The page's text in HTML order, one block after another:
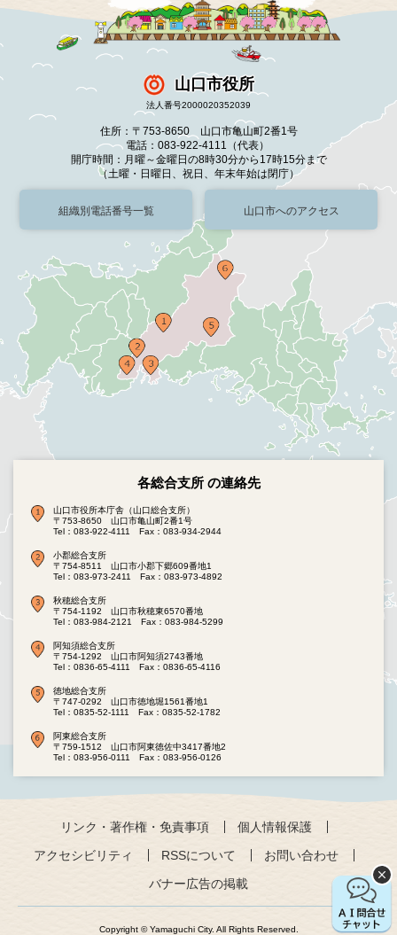
山口市役所
法人番号2000020352039
住所：〒753-8650 山口市亀山町2番1号
電話：083-922-4111（代表）
開庁時間：月曜～金曜日の8時30分から17時15分まで
（土曜・日曜日、祝日、年末年始は閉庁）
組織別電話番号一覧 山口市へのアクセス
各総合支所 の連絡先
山口市役所本庁舎（山口総合支所）
〒753-8650 山口市亀山町2番1号
Tel：083-922-4111
Fax：083-934-2944
小郡総合支所
〒754-8511 山口市小郡下郷609番地1
Tel：083-973-2411
Fax：083-973-4892
秋穂総合支所
〒754-1192 山口市秋穂東6570番地
Tel：083-984-2121
Fax：083-984-5299
阿知須総合支所
〒754-1292 山口市阿知須2743番地
Tel：0836-65-4111
Fax：0836-65-4116
徳地総合支所
〒747-0292 山口市徳地堀1561番地1
Tel：0835-52-1111
Fax：0835-52-1782
阿東総合支所
〒759-1512 山口市阿東徳佐中3417番地2
Tel：083-956-0111
Fax：083-956-0126
リンク・著作権・免責事項
個人情報保護
アクセシビリティ
RSSについて
お問い合わせ
バナー広告の掲載
Copyright © Yamaguchi City. All Rights Reserved.